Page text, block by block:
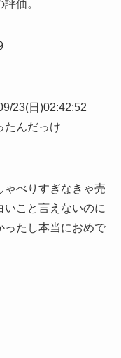
価。
23(日)02:42:52
たんだっけ
ゃべりすぎなきゃ売
いこと言えないのに
ったし本当におめで